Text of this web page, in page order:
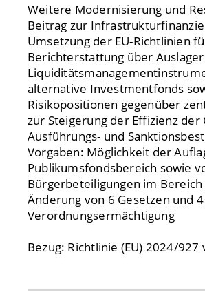
Weitere Modernisierung und
Beitrag zur
Umsetzung der EU-Richtlinien
Berichterstattung über
alternative Investmentfonds
Risikopositionen gegenüber
zur Steigerung der Effizienz
Ausführungs- und
Vorgaben: Möglichkeit der
Publikumsfondsbereich sowie
Bürgerbeteiligungen im
Änderung von 6 Gesetzen und
Verordnungsermächtigung
Bezug: Richtlinie (EU) 2024/